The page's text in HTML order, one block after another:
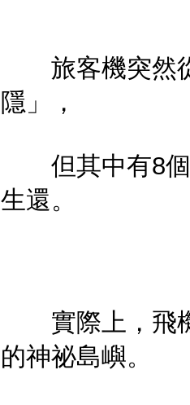
旅客機突然從
隱」，
但其中有8個
生還。
實際上，飛機
的神祕島嶼。